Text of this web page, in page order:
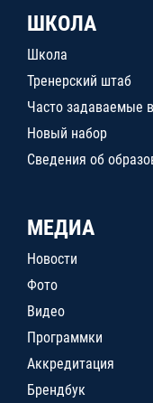
ШКОЛА
Школа
Тренерский штаб
Часто задаваемые
Новый набор
Сведения об
МЕДИА
Новости
Фото
Видео
Программки
Аккредитация
Брендбук